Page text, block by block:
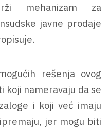
mehanizam za
javne prodaje
rešenja ovog
koji nameravaju da se
i koji već imaju
jer mogu biti